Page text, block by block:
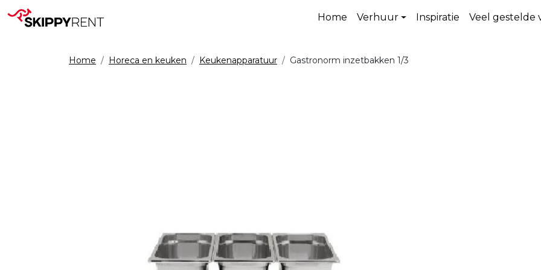
Home Verhuur Inspiratie Veel gestelde
Home Horeca en keuken Keukenapparatuur Gastronorm inzetbakken 1/3